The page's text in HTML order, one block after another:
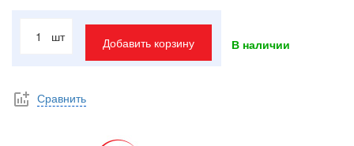
шт Добавить корзину В наличии
Сравнить